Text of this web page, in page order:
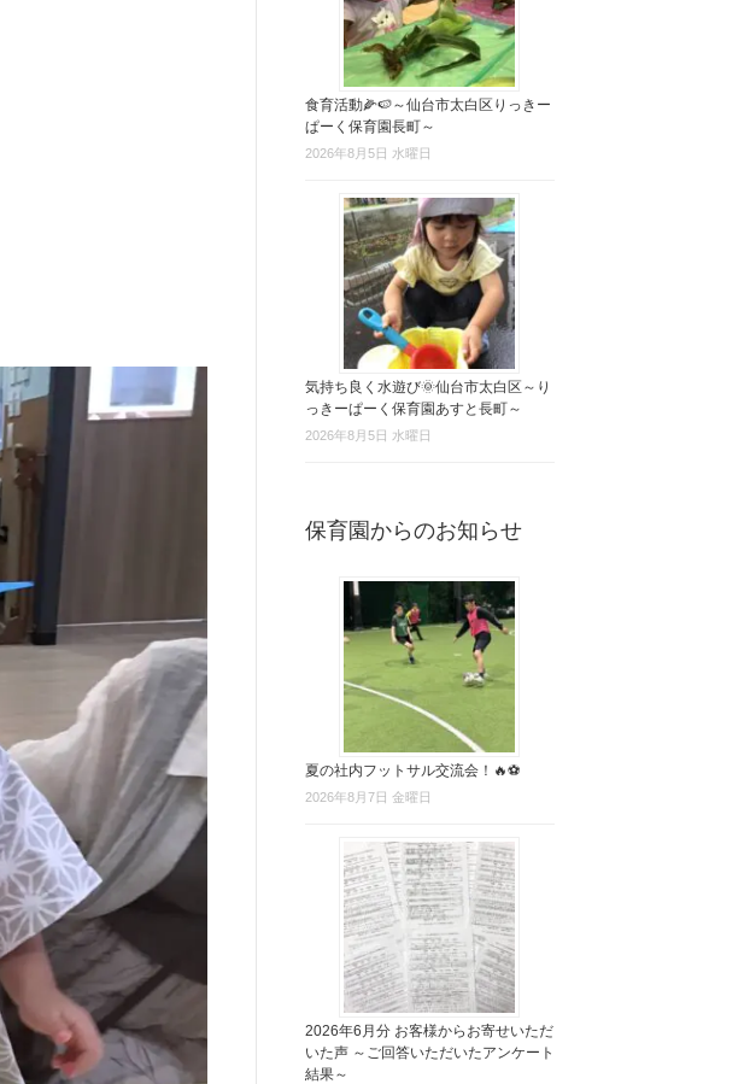
食育活動🌽🍉～仙台市太白区りっきー
ぱーく保育園長町～
2026年8月5日 水曜日
気持ち良く水遊び🌞仙台市太白区～り
っきーぱーく保育園あすと長町～
2026年8月5日 水曜日
保育園からのお知らせ
夏の社内フットサル交流会！🔥⚽
2026年8月7日 金曜日
2026年6月分 お客様からお寄せいただ
いた声 ～ご回答いただいたアンケート
結果～